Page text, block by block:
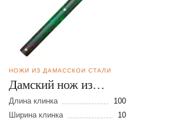
НОЖИ ИЗ ДАМАССКОЙ СТАЛИ
Дамский нож из
дамасской стали
Длина клинка
100
Ширина клинка
10